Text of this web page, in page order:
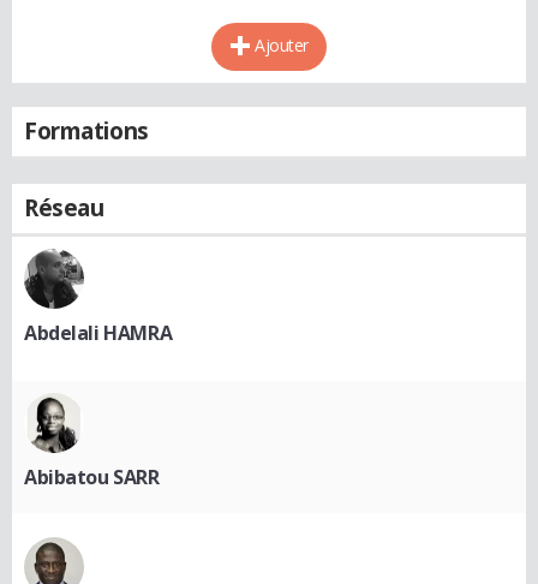
Ajouter
Formations
Réseau
Abdelali HAMRA
Abibatou SARR